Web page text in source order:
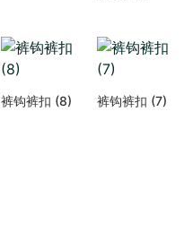
裤钩裤扣 (8)
裤钩裤扣 (7)